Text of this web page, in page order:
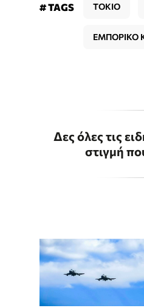
# TAGS ΤΟΚΙΟ
ΕΜΠΟΡΙΚΟ
Δες όλες τις
στιγμή